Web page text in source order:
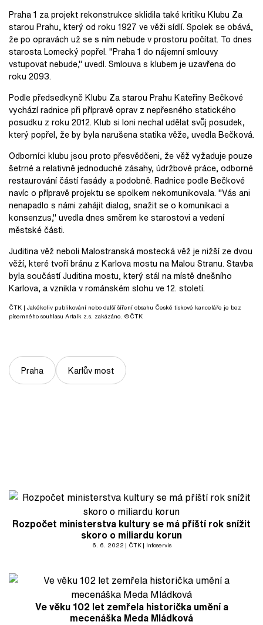
Praha 1 za projekt rekonstrukce sklidila také kritiku Klubu Za
starou Prahu, který od roku 1927 ve věži sídlí. Spolek se obává,
že po opravách už se s ním nebude v prostoru počítat. To dnes
starosta Lomecký popřel. "Praha 1 do nájemní smlouvy
vstupovat nebude," uvedl. Smlouva s klubem je uzavřena do
roku 2093.
Podle předsedkyně Klubu Za starou Prahu Kateřiny Bečkové
vychází radnice při přípravě oprav z nepřesného statického
posudku z roku 2012. Klub si loni nechal udělat svůj posudek,
který popřel, že by byla narušena statika věže, uvedla Bečková.
Odborníci klubu jsou proto přesvědčeni, že věž vyžaduje pouze
šetrné a relativně jednoduché zásahy, údržbové práce, odborné
restaurování částí fasády a podobně. Radnice podle Bečkové
navíc o přípravě projektu se spolkem nekomunikovala. "Vás ani
nenapadlo s námi zahájit dialog, snažit se o komunikaci a
konsenzus," uvedla dnes směrem ke starostovi a vedení
městské části.
Juditina věž neboli Malostranská mostecká věž je nižší ze dvou
věží, které tvoří bránu z Karlova mostu na Malou Stranu. Stavba
byla součástí Juditina mostu, který stál na místě dnešního
Karlova, a vznikla v románském slohu ve 12. století.
ČTK | Jakékoliv publikování nebo další šíření obsahu České tiskové kanceláře je bez
písemného souhlasu Artalk z.s. zakázáno. ©ČTK
Praha Karlův most
Rozpočet ministerstva kultury se má příští rok snížit
skoro o miliardu korun
6. 6. 2022 ČTK Infoservis
Ve věku 102 let zemřela historička umění a
mecenáška Meda Mládková